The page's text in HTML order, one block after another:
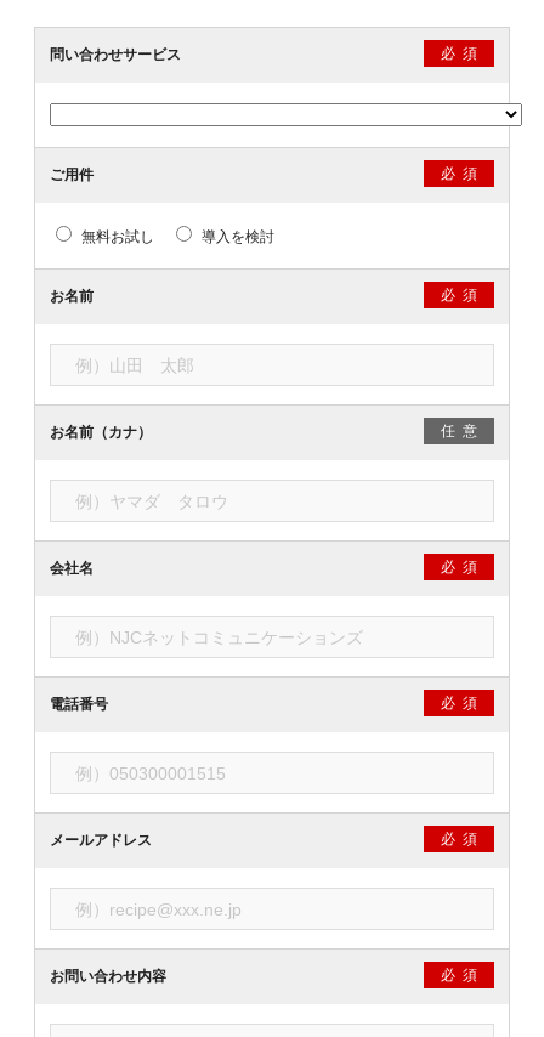
問い合わせサービス 必須
ご用件 必須
無料お試し 導入を検討
お名前 必須
お名前（カナ） 任意
会社名 必須
電話番号 必須
メールアドレス 必須
お問い合わせ内容 必須